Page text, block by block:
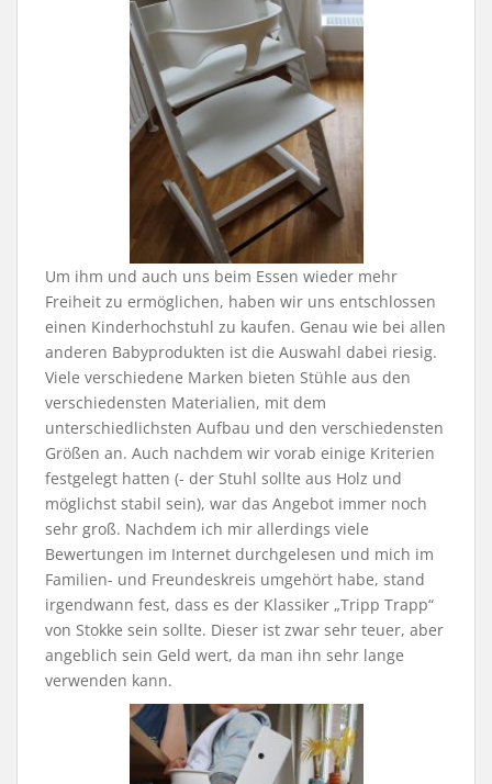
Um ihm und auch uns beim Essen wieder mehr
Freiheit zu ermöglichen, haben wir uns entschlossen
einen Kinderhochstuhl zu kaufen. Genau wie bei allen
anderen Babyprodukten ist die Auswahl dabei riesig.
Viele verschiedene Marken bieten Stühle aus den
verschiedensten Materialien, mit dem
unterschiedlichsten Aufbau und den verschiedensten
Größen an. Auch nachdem wir vorab einige Kriterien
festgelegt hatten (- der Stuhl sollte aus Holz und
möglichst stabil sein), war das Angebot immer noch
sehr groß. Nachdem ich mir allerdings viele
Bewertungen im Internet durchgelesen und mich im
Familien- und Freundeskreis umgehört habe, stand
irgendwann fest, dass es der Klassiker „Tripp Trapp“
von Stokke sein sollte. Dieser ist zwar sehr teuer, aber
angeblich sein Geld wert, da man ihn sehr lange
verwenden kann.